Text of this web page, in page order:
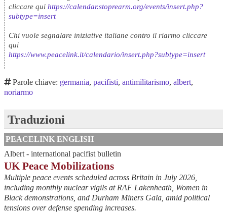
cliccare qui https://calendar.stoprearm.org/events/insert.php?
subtype=insert
Chi vuole segnalare iniziative italiane contro il riarmo cliccare
qui
https://www.peacelink.it/calendario/insert.php?subtype=insert
Parole chiave: germania,pacifisti,antimilitarismo,albert,
noriarmo
Traduzioni
PEACELINK ENGLISH
Albert - international pacifist bulletin
UK Peace Mobilizations
Multiple peace events scheduled across Britain in July 2026,
including monthly nuclear vigils at RAF Lakenheath, Women in
Black demonstrations, and Durham Miners Gala, amid political
tensions over defense spending increases.